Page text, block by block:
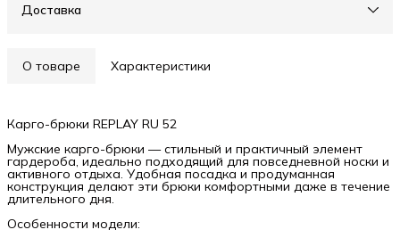
Доставка
О товаре Характеристики
Карго-брюки REPLAY RU 52
Мужские карго-брюки — стильный и практичный элемент
гардероба, идеально подходящий для повседневной носки и
активного отдыха. Удобная посадка и продуманная
конструкция делают эти брюки комфортными даже в течение
длительного дня.
Особенности модели: